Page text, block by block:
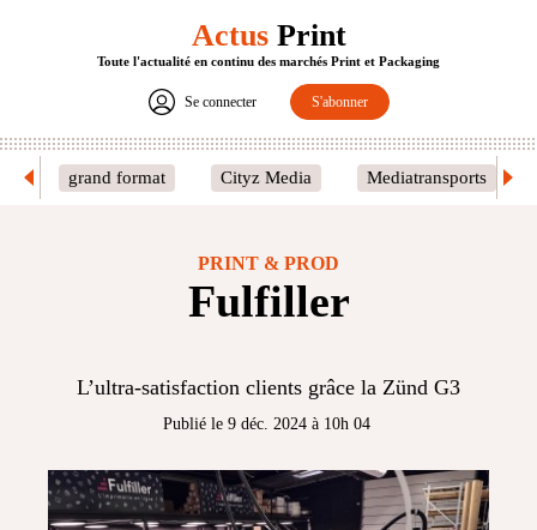
ActusPrint
Toute l'actualité en continu des marchés Print et Packaging
Se connecter S'abonner
grand format Cityz Media Mediatransports
PRINT & PROD
Fulfiller
L’ultra-satisfaction clients grâce la Zünd G3
Publié le 9 déc. 2024 à 10h 04